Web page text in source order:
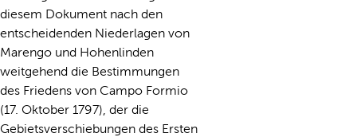
diesem Dokument nach den
entscheidenden Niederlagen von
Marengo und Hohenlinden
weitgehend die Bestimmungen
des Friedens von Campo Formio
(17. Oktober 1797), der die
Gebietsverschiebungen des Ersten